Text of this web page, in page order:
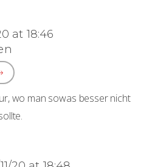
at 18:46
wo man sowas besser nicht